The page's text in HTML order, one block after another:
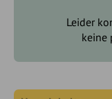
Leider
keine